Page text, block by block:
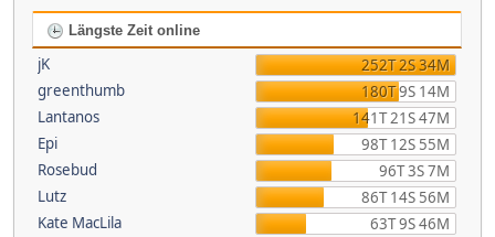
Längste Zeit online
jK
252T 2S 34M
greenthumb
180T 9S 14M
Lantanos
141T 21S 47M
Epi
98T 12S 55M
Rosebud
96T 3S 7M
Lutz
86T 14S 56M
Kate MacLila
63T 9S 46M